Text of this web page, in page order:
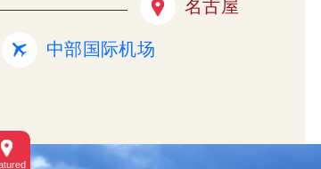
名古屋
中部国际机场